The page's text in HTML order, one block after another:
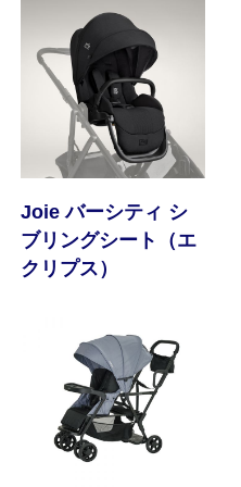
Joie バーシティ シ
ブリングシート（エ
クリプス）